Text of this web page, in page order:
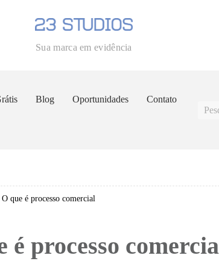
Sua marca em evidência
Blog Oportunidades Contato
O que é processo comercial
é processo